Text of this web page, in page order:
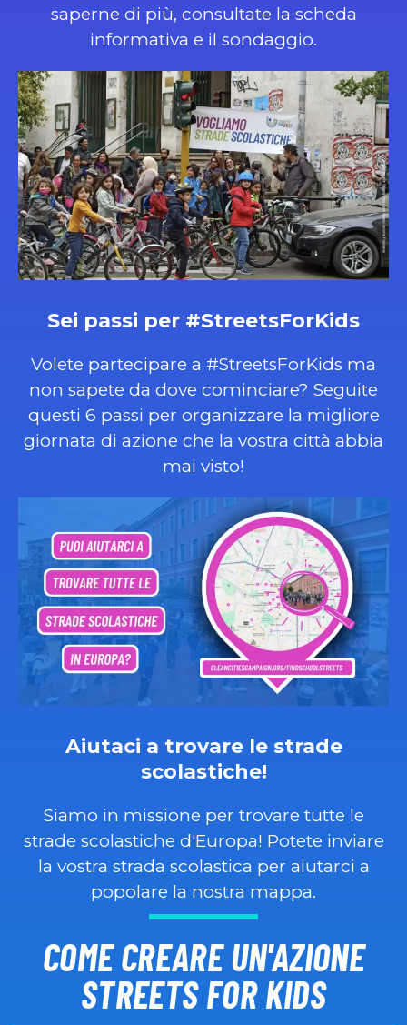
saperne di più, consultate la scheda
informativa e il sondaggio.
Sei passi per #StreetsForKids
Volete partecipare a #StreetsForKids ma
non sapete da dove cominciare? Seguite
questi 6 passi per organizzare la migliore
giornata di azione che la vostra città abbia
mai visto!
Aiutaci a trovare le strade
scolastiche!
Siamo in missione per trovare tutte le
strade scolastiche d'Europa! Potete inviare
la vostra strada scolastica per aiutarci a
popolare la nostra mappa.
COME CREARE UN'AZIONE
STREETS FOR KIDS